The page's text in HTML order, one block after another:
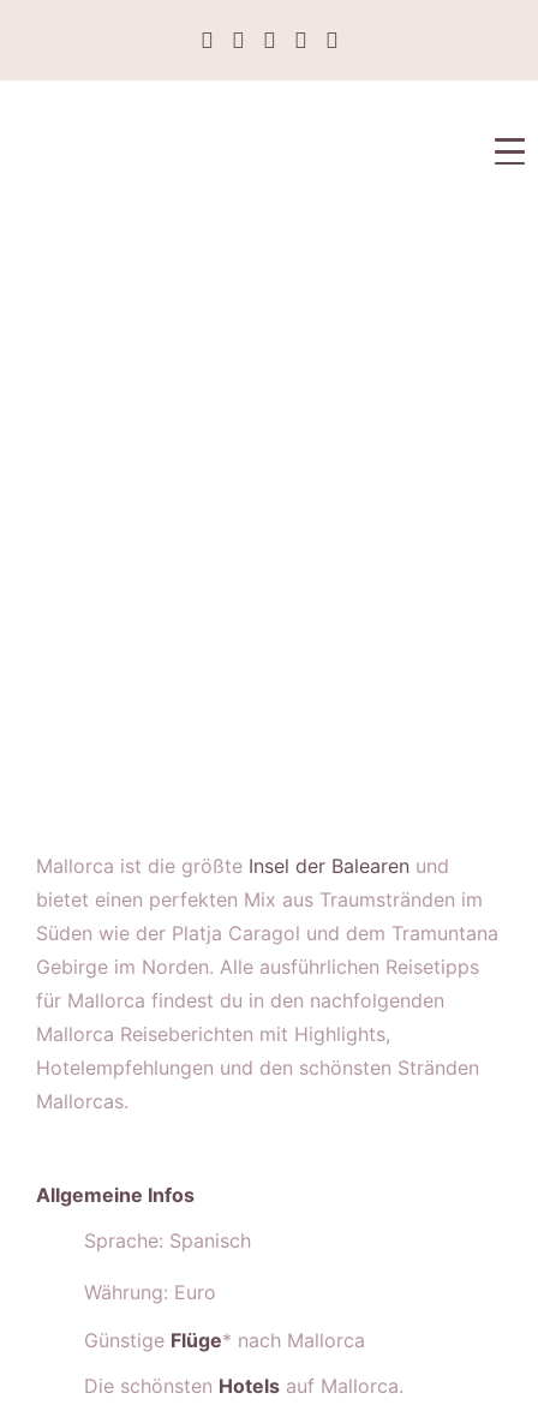
Mallorca ist die größte Insel der Balearen und
bietet einen perfekten Mix aus Traumstränden im
Süden wie der Platja Caragol und dem Tramuntana
Gebirge im Norden. Alle ausführlichen Reisetipps
für Mallorca findest du in den nachfolgenden
Mallorca Reiseberichten mit Highlights,
Hotelempfehlungen und den schönsten Stränden
Mallorcas.
Allgemeine Infos
Sprache: Spanisch
Währung: Euro
Günstige Flüge* nach Mallorca
Die schönsten Hotels auf Mallorca.